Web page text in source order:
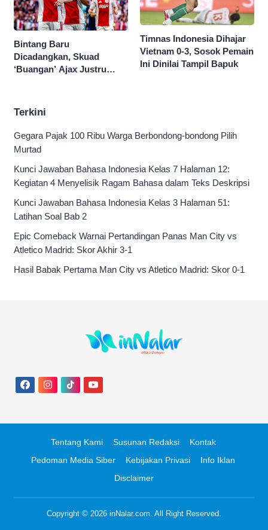
Bintang Baru
Dicadangkan, Skuad
‘Buangan’ Ajax Justru
Timnas Indonesia Dihajar
Vietnam 0-3, Sosok Pemain
Ini Dinilai Tampil Bapuk
Terkini
Gegara Pajak 100 Ribu Warga Berbondong-bondong Pilih
Murtad
Kunci Jawaban Bahasa Indonesia Kelas 7 Halaman 12:
Kegiatan 4 Menyelisik Ragam Bahasa dalam Teks Deskripsi
Kunci Jawaban Bahasa Indonesia Kelas 3 Halaman 51:
Latihan Soal Bab 2
Epic Comeback Warnai Pertandingan Panas Man City vs
Atletico Madrid: Skor Akhir 3-1
Hasil Babak Pertama Man City vs Atletico Madrid: Skor 0-1
Tentang Kami Susunan Redaksi
Kontak
Pedoman Media Siber
Kebijakan Privasi
Info Iklan
Disclaimer
Copyright © 2026 inNalar.com . All Right Reserved.